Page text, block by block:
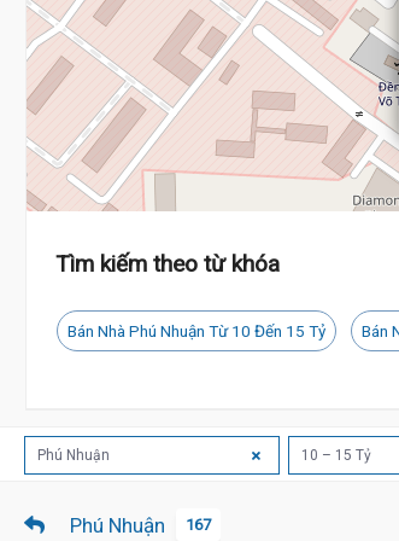
Tìm kiếm theo từ khóa
Bán Nhà Phú Nhuận Từ 10 Đến 15 Tỷ Bán
Phú Nhuận 10 – 15 Tỷ
Phú Nhuận 167